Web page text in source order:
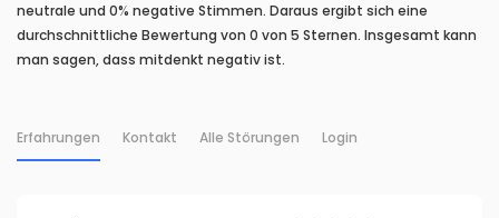
neutrale und 0% negative Stimmen. Daraus ergibt sich eine
durchschnittliche Bewertung von 0 von 5 Sternen. Insgesamt kann
man sagen, dass mitdenkt negativ ist.
Erfahrungen Kontakt Alle Störungen Login